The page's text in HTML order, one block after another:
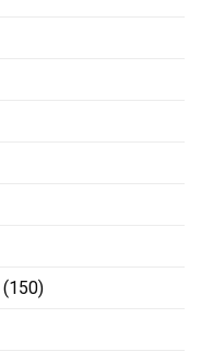
(150)